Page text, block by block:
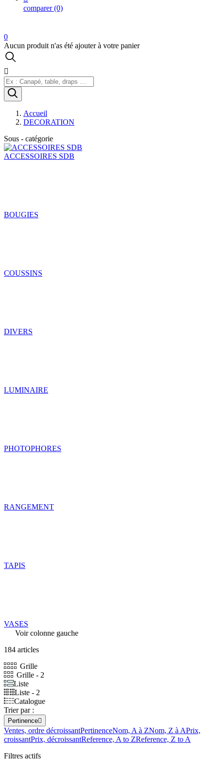
comparer(0)
0
Aucun produit n'as été ajouter à votre panier

Accueil
DECORATION
Sous - catégorie
ACCESSOIRES SDB
BOUGIES
COUSSINS
DIVERS
LUMINAIRE
PHOTOPHORES
RANGEMENT
TAPIS
VASES
Voir colonne gauche
184 articles
Grille
Grille - 2
Liste
Liste - 2
Catalogue
Trier par :
Pertinence
Ventes, ordre décroissantPertinenceNom, A à ZNom, Z à APrix,
croissantPrix, décroissantReference, A to ZReference, Z to A
Filtres actifs